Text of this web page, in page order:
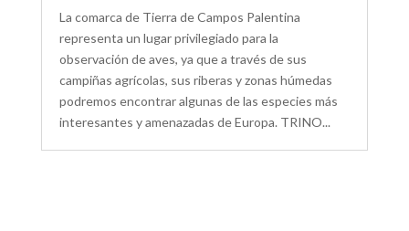
La comarca de Tierra de Campos Palentina
representa un lugar privilegiado para la
observación de aves, ya que a través de sus
campiñas agrícolas, sus riberas y zonas húmedas
podremos encontrar algunas de las especies más
interesantes y amenazadas de Europa. TRINO...